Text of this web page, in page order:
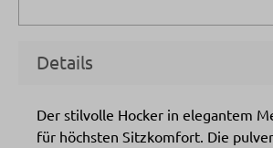
Details
Der stilvolle Hocker in elegantem
für höchsten Sitzkomfort. Die